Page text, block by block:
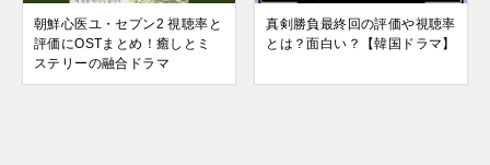
朝鮮心医ユ・セプン2 視聴率と
評価にOSTまとめ！癒しとミ
ステリーの融合ドラマ
真剣勝負最終回の評価や視聴率
とは？面白い？【韓国ドラマ】